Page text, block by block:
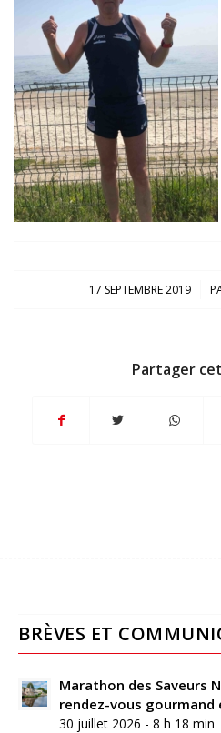
17 SEPTEMBRE 2019
/
Partager
BRÈVES ET
Marathon des Saveurs
rendez-vous gourmand
30 juillet 2026 - 8 h 18 min